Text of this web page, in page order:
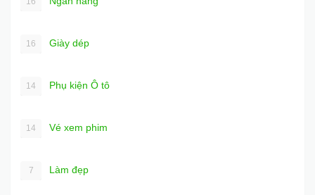
16 Giày dép
14 Phụ kiện Ô tô
14 Vé xem phim
7 Làm đẹp